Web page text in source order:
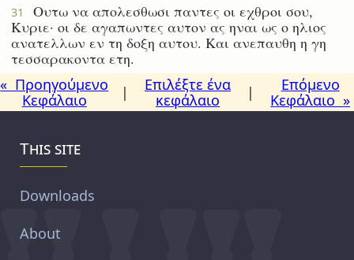
31
Ουτω να απολεσθωσι παντες οι εχθροι σου,
Κυριε· οι δε αγαπωντες αυτον ας ηναι ως ο ηλιος
ανατελλων εν τη δοξη αυτου. Και ανεπαυθη η γη
τεσσαρακοντα ετη.
« Προηγούμενο
Κεφάλαιο
|
Επιλέξτε ένα
κεφάλαιο
|
Επόμενο
Κεφάλαιο »
This site
Downloads
About